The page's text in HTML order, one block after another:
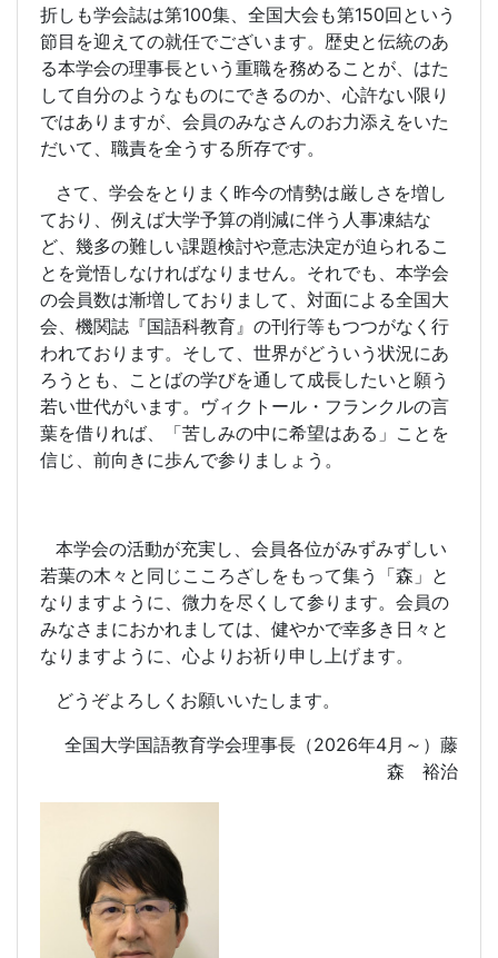
折しも学会誌は第100集、全国大会も第150回という
節目を迎えての就任でございます。歴史と伝統のあ
る本学会の理事長という重職を務めることが、はた
して自分のようなものにできるのか、心許ない限り
ではありますが、会員のみなさんのお力添えをいた
だいて、職責を全うする所存です。
さて、学会をとりまく昨今の情勢は厳しさを増し
ており、例えば大学予算の削減に伴う人事凍結な
ど、幾多の難しい課題検討や意志決定が迫られるこ
とを覚悟しなければなりません。それでも、本学会
の会員数は漸増しておりまして、対面による全国大
会、機関誌『国語科教育』の刊行等もつつがなく行
われております。そして、世界がどういう状況にあ
ろうとも、ことばの学びを通して成長したいと願う
若い世代がいます。ヴィクトール・フランクルの言
葉を借りれば、「苦しみの中に希望はある」ことを
信じ、前向きに歩んで参りましょう。
本学会の活動が充実し、会員各位がみずみずしい
若葉の木々と同じこころざしをもって集う「森」と
なりますように、微力を尽くして参ります。会員の
みなさまにおかれましては、健やかで幸多き日々と
なりますように、心よりお祈り申し上げます。
どうぞよろしくお願いいたします。
全国大学国語教育学会理事長（2026年4月～）藤
森 裕治